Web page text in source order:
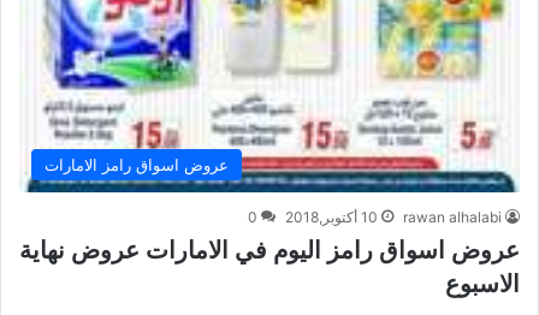
عروض اسواق رامز الامارات
rawan alhalabi 10 أكتوبر,2018 0
عروض اسواق رامز اليوم في الامارات عروض نهاية
الاسبوع